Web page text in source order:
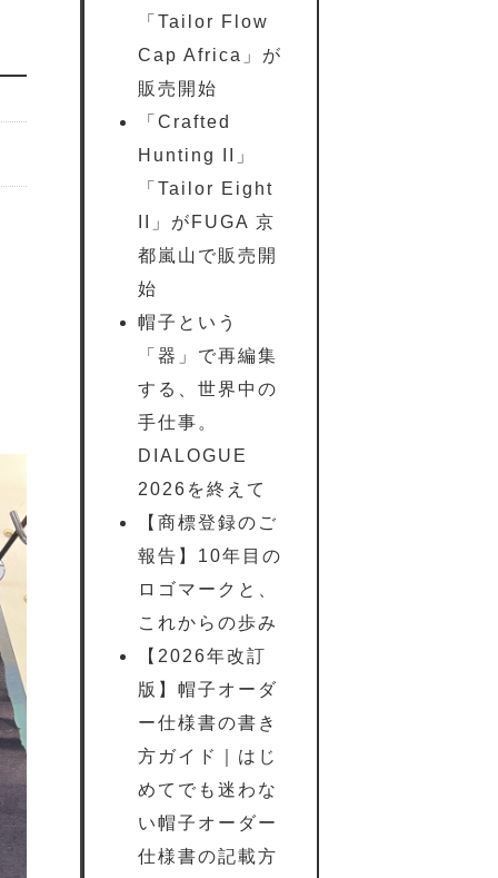
「Tailor Flow
Cap Africa」が
販売開始
「Crafted
Hunting II」
「Tailor Eight
II」がFUGA 京
都嵐山で販売開
始
帽子という
「器」で再編集
する、世界中の
手仕事。
DIALOGUE
2026を終えて
【商標登録のご
報告】10年目の
ロゴマークと、
これからの歩み
【2026年改訂
版】帽子オーダ
ー仕様書の書き
方ガイド｜はじ
めてでも迷わな
い帽子オーダー
仕様書の記載方